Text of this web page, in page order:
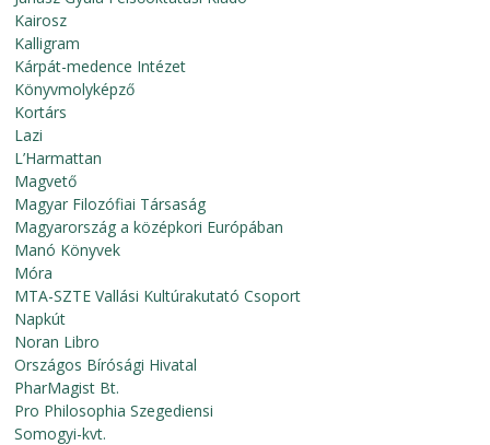
Kairosz
Kalligram
Kárpát-medence Intézet
Könyvmolyképző
Kortárs
Lazi
L’Harmattan
Magvető
Magyar Filozófiai Társaság
Magyarország a középkori Európában
Manó Könyvek
Móra
MTA-SZTE Vallási Kultúrakutató Csoport
Napkút
Noran Libro
Országos Bírósági Hivatal
PharMagist Bt.
Pro Philosophia Szegediensi
Somogyi-kvt.